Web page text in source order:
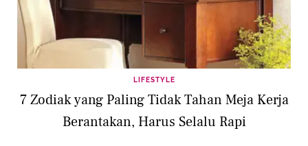
LIFESTYLE
7 Zodiak yang Paling Tidak Tahan Meja Kerja
Berantakan, Harus Selalu Rapi